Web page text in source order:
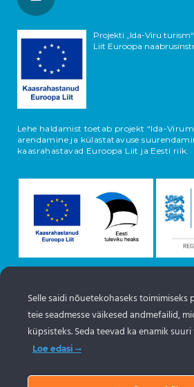
Projekti „Ida-Viru
Liit Euroopa
Lehe haldamist toetab projekt “Ida-
arendamine ja külastatavuse
kaasrahastavad Euroopa Liit ja Eesti riik.
Objektide info pärineb Eesti
www.puhkaeestis.ee
Selle saidi nõuetekohaseks
teie seadmesse väikesed andmefailid,
küpsisteks. Seda teevad ka enamik
Loe edasi